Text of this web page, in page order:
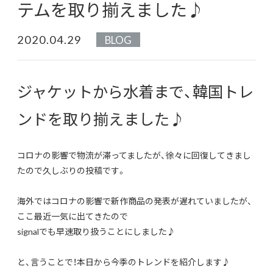
テムを取り揃えました♪
2020.04.29 BLOG
ジャケットから水着まで、韓国トレ
ンドを取り揃えました♪
コロナの影響で物流が滞ってましたが、徐々に回復してきまし
たので久しぶりの投稿です。
海外ではコロナの影響で新作商品の発表が遅れていましたが、
ここ最近一気に出てきたので
signalでも早速取り扱うことにしました♪
と、言うことで！本日から今季のトレンドを紹介します♪